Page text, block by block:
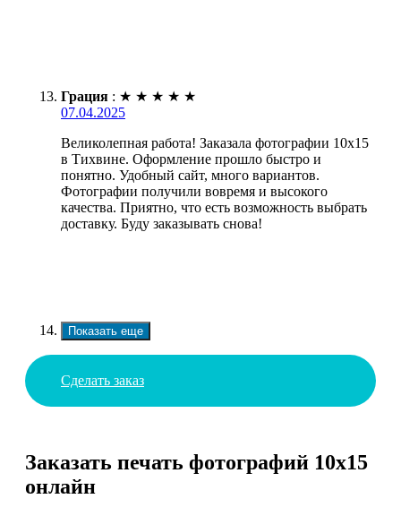
Грация : ★ ★ ★ ★ ★
07.04.2025
Великолепная работа! Заказала фотографии 10х15
в Тихвине. Оформление прошло быстро и
понятно. Удобный сайт, много вариантов.
Фотографии получили вовремя и высокого
качества. Приятно, что есть возможность выбрать
доставку. Буду заказывать снова!
Показать еще
Сделать заказ
Заказать печать фотографий 10х15
онлайн